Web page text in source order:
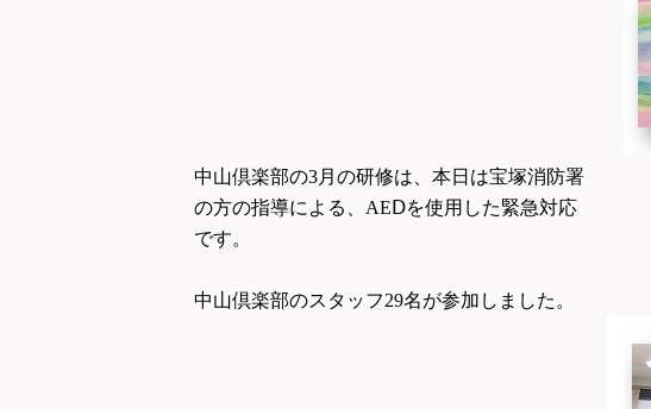
中山倶楽部の3月の研修は、 本日は宝塚消防署
の方の指導による、 AE Ⅾを使用した緊急対応
です。
中山倶楽部のスタッフ29名が参加しました。